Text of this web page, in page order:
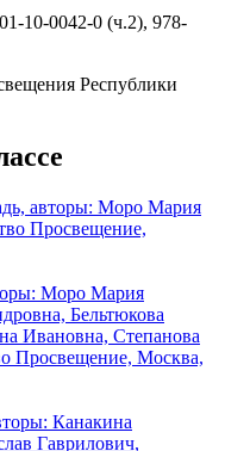
10-0042-0 (ч.2), 978-
Республики